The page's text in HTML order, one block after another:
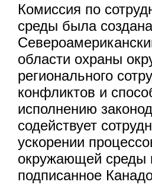
Комиссия по
среды была
области охраны
регионального
конфликтов и
исполнению
содействует
ускорении
окружающей среды
подписанное